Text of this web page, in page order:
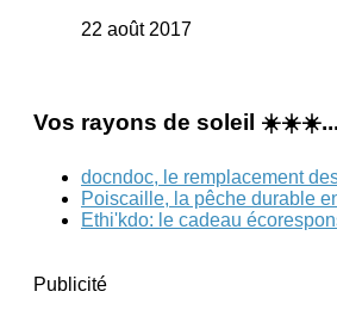
22 août 2017
Vos rayons de soleil ☀️☀️☀️...
docndoc, le remplacement
Poiscaille, la pêche durable
Ethi'kdo: le cadeau
Publicité